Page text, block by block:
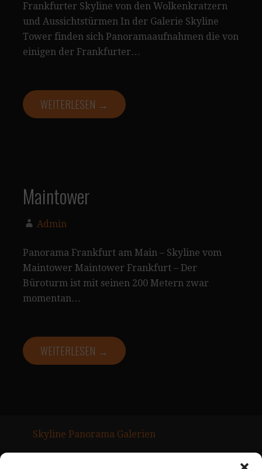
Frankfurter Skyline von den Wolkenkratzern
und Aussichtstürmen In der Galerie Skyline
Tower finden sich Panoramaaufnahmen die von
einigen der Frankfurter…
WEITERLESEN →
Maintower
Admin
Panorama Frankfurt am Main – Skyline vom
Maintower Maintower Frankfurt – Der
Büroturm ist mit seinen 200 Metern zwar
momentan…
WEITERLESEN →
Skyline Panorama Galerien